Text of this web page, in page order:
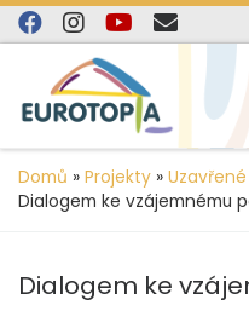
content
Skip to content
Domů » Projekty »
Dialogem ke vzájemnému
Dialogem ke